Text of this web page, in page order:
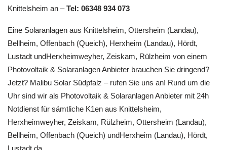
Knittelsheim an –Tel: 06348 934 073
Eine Solaranlagen aus Knittelsheim, Ottersheim (Landau),
Bellheim, Offenbach (Queich), Herxheim (Landau), Hördt,
Lustadt undHerxheimweyher, Zeiskam, Rülzheim von einem
Photovoltaik & Solaranlagen Anbieter brauchen Sie dringend?
Jetzt? Malibu Solar Südpfalz – rufen Sie uns an! Rund um die
Uhr sind wir als Photovoltaik & Solaranlagen Anbieter mit 24h
Notdienst für sämtliche K1en aus Knittelsheim,
Herxheimweyher, Zeiskam, Rülzheim, Ottersheim (Landau),
Bellheim, Offenbach (Queich) undHerxheim (Landau), Hördt,
Lustadt da.